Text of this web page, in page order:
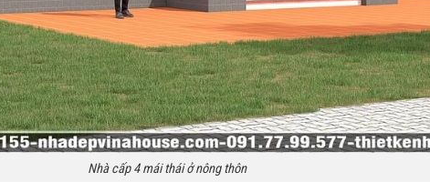
Nhà cấp 4 mái thái ở nông thôn